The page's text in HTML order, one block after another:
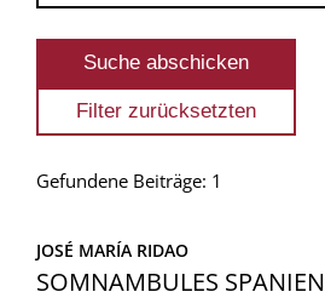
Gefundene Beiträge: 1
JOSÉ MARÍA RIDAO
SOMNAMBULES SPANIEN